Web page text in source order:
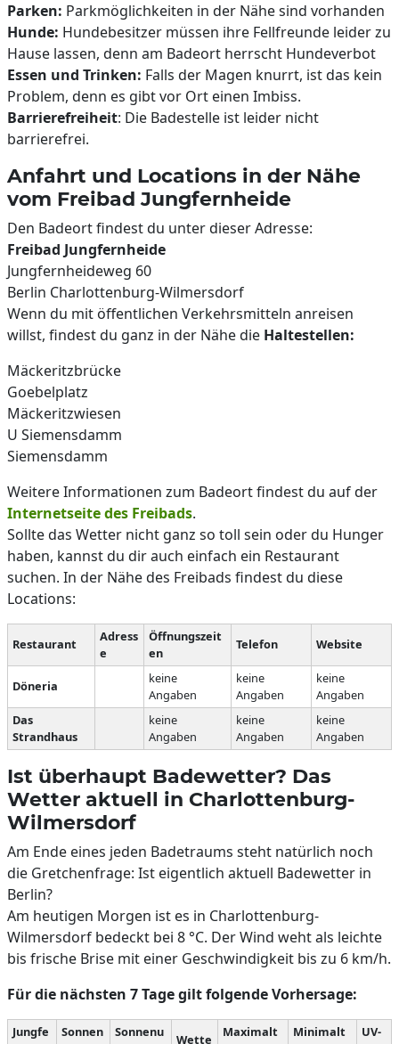
Parken: Parkmöglichkeiten in der Nähe sind vorhanden
Hunde: Hundebesitzer müssen ihre Fellfreunde leider zu
Hause lassen, denn am Badeort herrscht Hundeverbot
Essen und Trinken: Falls der Magen knurrt, ist das kein
Problem, denn es gibt vor Ort einen Imbiss.
Barrierefreiheit: Die Badestelle ist leider nicht
barrierefrei.
Anfahrt und Locations in der Nähe
vom Freibad Jungfernheide
Den Badeort findest du unter dieser Adresse:
Freibad Jungfernheide
Jungfernheideweg 60
Berlin Charlottenburg-Wilmersdorf
Wenn du mit öffentlichen Verkehrsmitteln anreisen
willst, findest du ganz in der Nähe die Haltestellen:
Mäckeritzbrücke
Goebelplatz
Mäckeritzwiesen
U Siemensdamm
Siemensdamm
Weitere Informationen zum Badeort findest du auf der
Internetseite des Freibads.
Sollte das Wetter nicht ganz so toll sein oder du Hunger
haben, kannst du dir auch einfach ein Restaurant
suchen. In der Nähe des Freibads findest du diese
Locations:
Restaurant
Adress
e
Öffnungszeit
en
Telefon Website
Döneria
keine
Angaben
keine
Angaben
keine
Angaben
Das
Strandhaus
keine
Angaben
keine
Angaben
keine
Angaben
Ist überhaupt Badewetter? Das
Wetter aktuell in Charlottenburg-
Wilmersdorf
Am Ende eines jeden Badetraums steht natürlich noch
die Gretchenfrage: Ist eigentlich aktuell Badewetter in
Berlin?
Am heutigen Morgen ist es in Charlottenburg-
Wilmersdorf bedeckt bei 8 °C. Der Wind weht als leichte
bis frische Brise mit einer Geschwindigkeit bis zu 6 km/h.
Für die nächsten 7 Tage gilt folgende Vorhersage:
Jungfe
Sonnen
Sonnenu
Wette
Maximalt
Minimalt
UV-